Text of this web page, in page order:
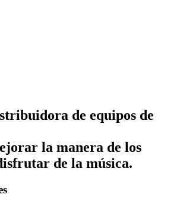
de equipos de
la manera de los
de la música.